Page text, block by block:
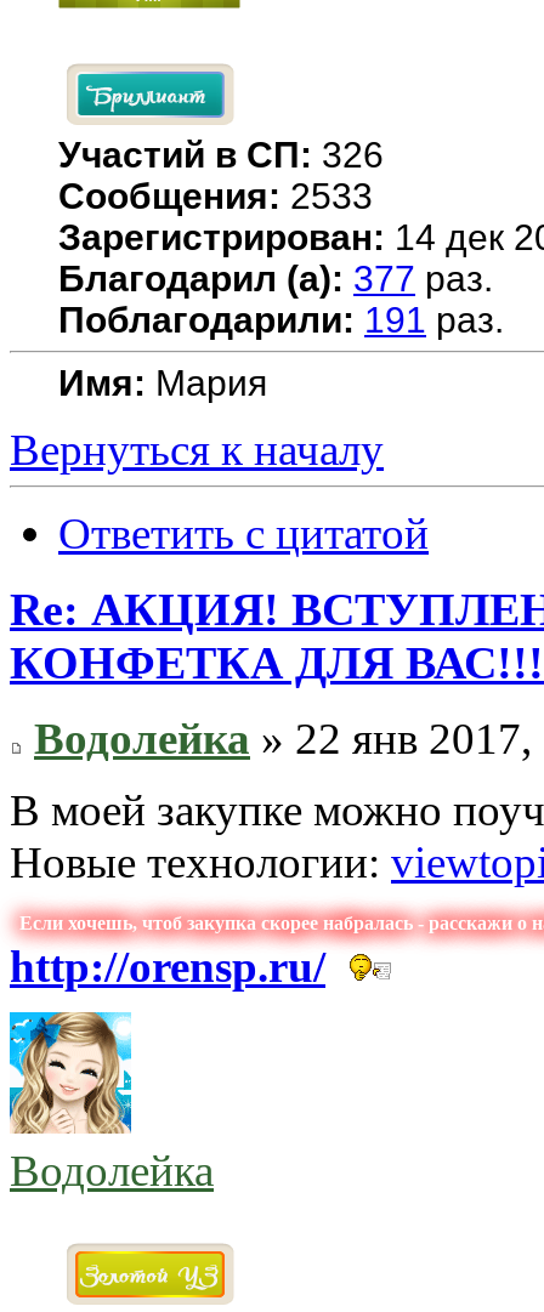
Участий в СП: 326
Сообщения: 2533
Зарегистрирован: 14 дек
Благодарил (а): 377 раз.
Поблагодарили: 191 раз.
Имя: Мария
Вернуться к началу
Ответить с цитатой
Re: АКЦИЯ!
КОНФЕТКА ДЛЯ ВАС!!!
Водолейка » 22 янв
В моей закупке можно
Новые технологии:
Если хочешь, чтоб закупка скорее набралась - расскажи о
http://orensp.ru/
Водолейка